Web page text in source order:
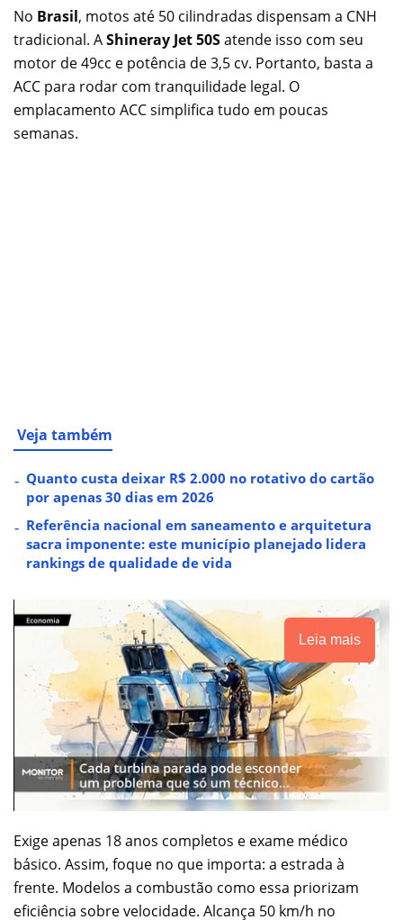
No Brasil, motos até 50 cilindradas dispensam a CNH
tradicional. AShineray Jet 50Satende isso com seu
motor de 49cc e potência de 3,5 cv. Portanto, basta a
ACC para rodar com tranquilidade legal. O
emplacamento ACC simplifica tudo em poucas
semanas.
Veja também
Quanto custa deixar R$ 2.000 no rotativo do cartão
por apenas 30 dias em 2026
Referência nacional em saneamento e arquitetura
sacra imponente: este município planejado lidera
rankings de qualidade de vida
Leia mais
Exige apenas 18 anos completos e exame médico
básico. Assim, foque no que importa: a estrada à
frente. Modelos a combustão como essa priorizam
eficiência sobre velocidade. Alcança 50 km/h no